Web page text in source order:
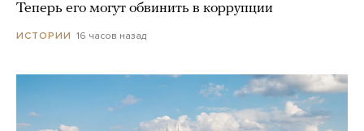
Теперь его могут обвинить в коррупции
ИСТОРИИ 16 часов назад